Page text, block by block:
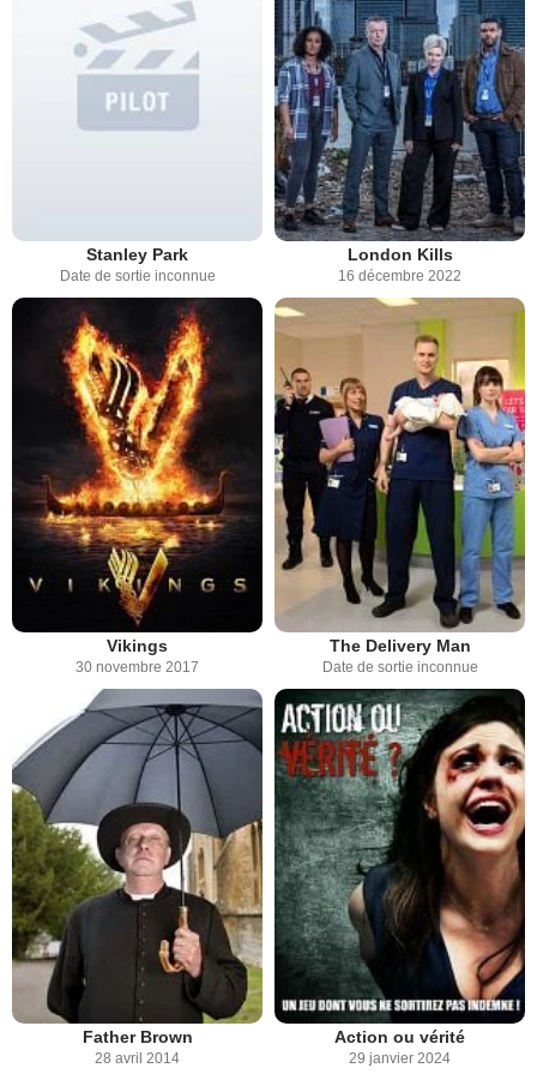
Stanley Park
Date de sortie inconnue
London Kills
16 décembre 2022
Vikings
30 novembre 2017
The Delivery Man
Date de sortie inconnue
Father Brown
28 avril 2014
Action ou vérité
29 janvier 2024